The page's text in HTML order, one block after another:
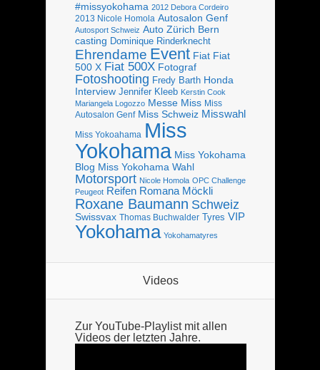
#missyokohama 2012 Debora Cordeiro
2013 Nicole Homola Autosalon Genf
Autosport Schweiz Auto Zürich Bern
casting Dominique Rinderknecht
Ehrendame Event Fiat Fiat
500 X Fiat 500X Fotograf
Fotoshooting Fredy Barth Honda
Interview Jennifer Kleeb Kerstin Cook
Mariangela Logozzo Messe Miss Miss
Autosalon Genf Miss Schweiz Misswahl
Miss Yokoahama Miss
Yokohama Miss Yokohama
Blog Miss Yokohama Wahl
Motorsport Nicole Homola OPC Challenge
Peugeot Reifen Romana Möckli
Roxane Baumann Schweiz
Swissvax Thomas Buchwalder Tyres VIP
Yokohama Yokohamatyres
Videos
Zur YouTube-Playlist mit allen
Videos der letzten Jahre.